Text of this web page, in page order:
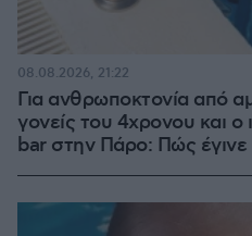
Για ανθρωποκτονία από
γονείς του 4χρονου και ο
bar στην Πάρο: Πώς έγινε
08.08.2026, 21:22